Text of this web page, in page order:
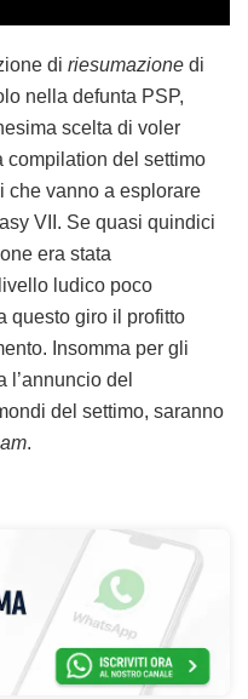
di riesumazione di
nella defunta PSP,
scelta di voler
compilation del settimo
che vanno a esplorare
VII. Se quasi quindici
era stata
ludico poco
questo giro il profitto
Insomma per gli
l’annuncio del
del settimo, saranno
.